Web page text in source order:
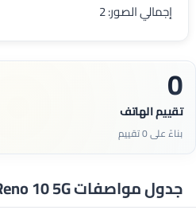
إجمالي الصور: 2
0
تقييم الهاتف
بناءً على 0 تقييم
جدول مواصفات Oppo Reno 10 5G